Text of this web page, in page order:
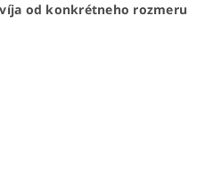
od konkrétneho rozmeru